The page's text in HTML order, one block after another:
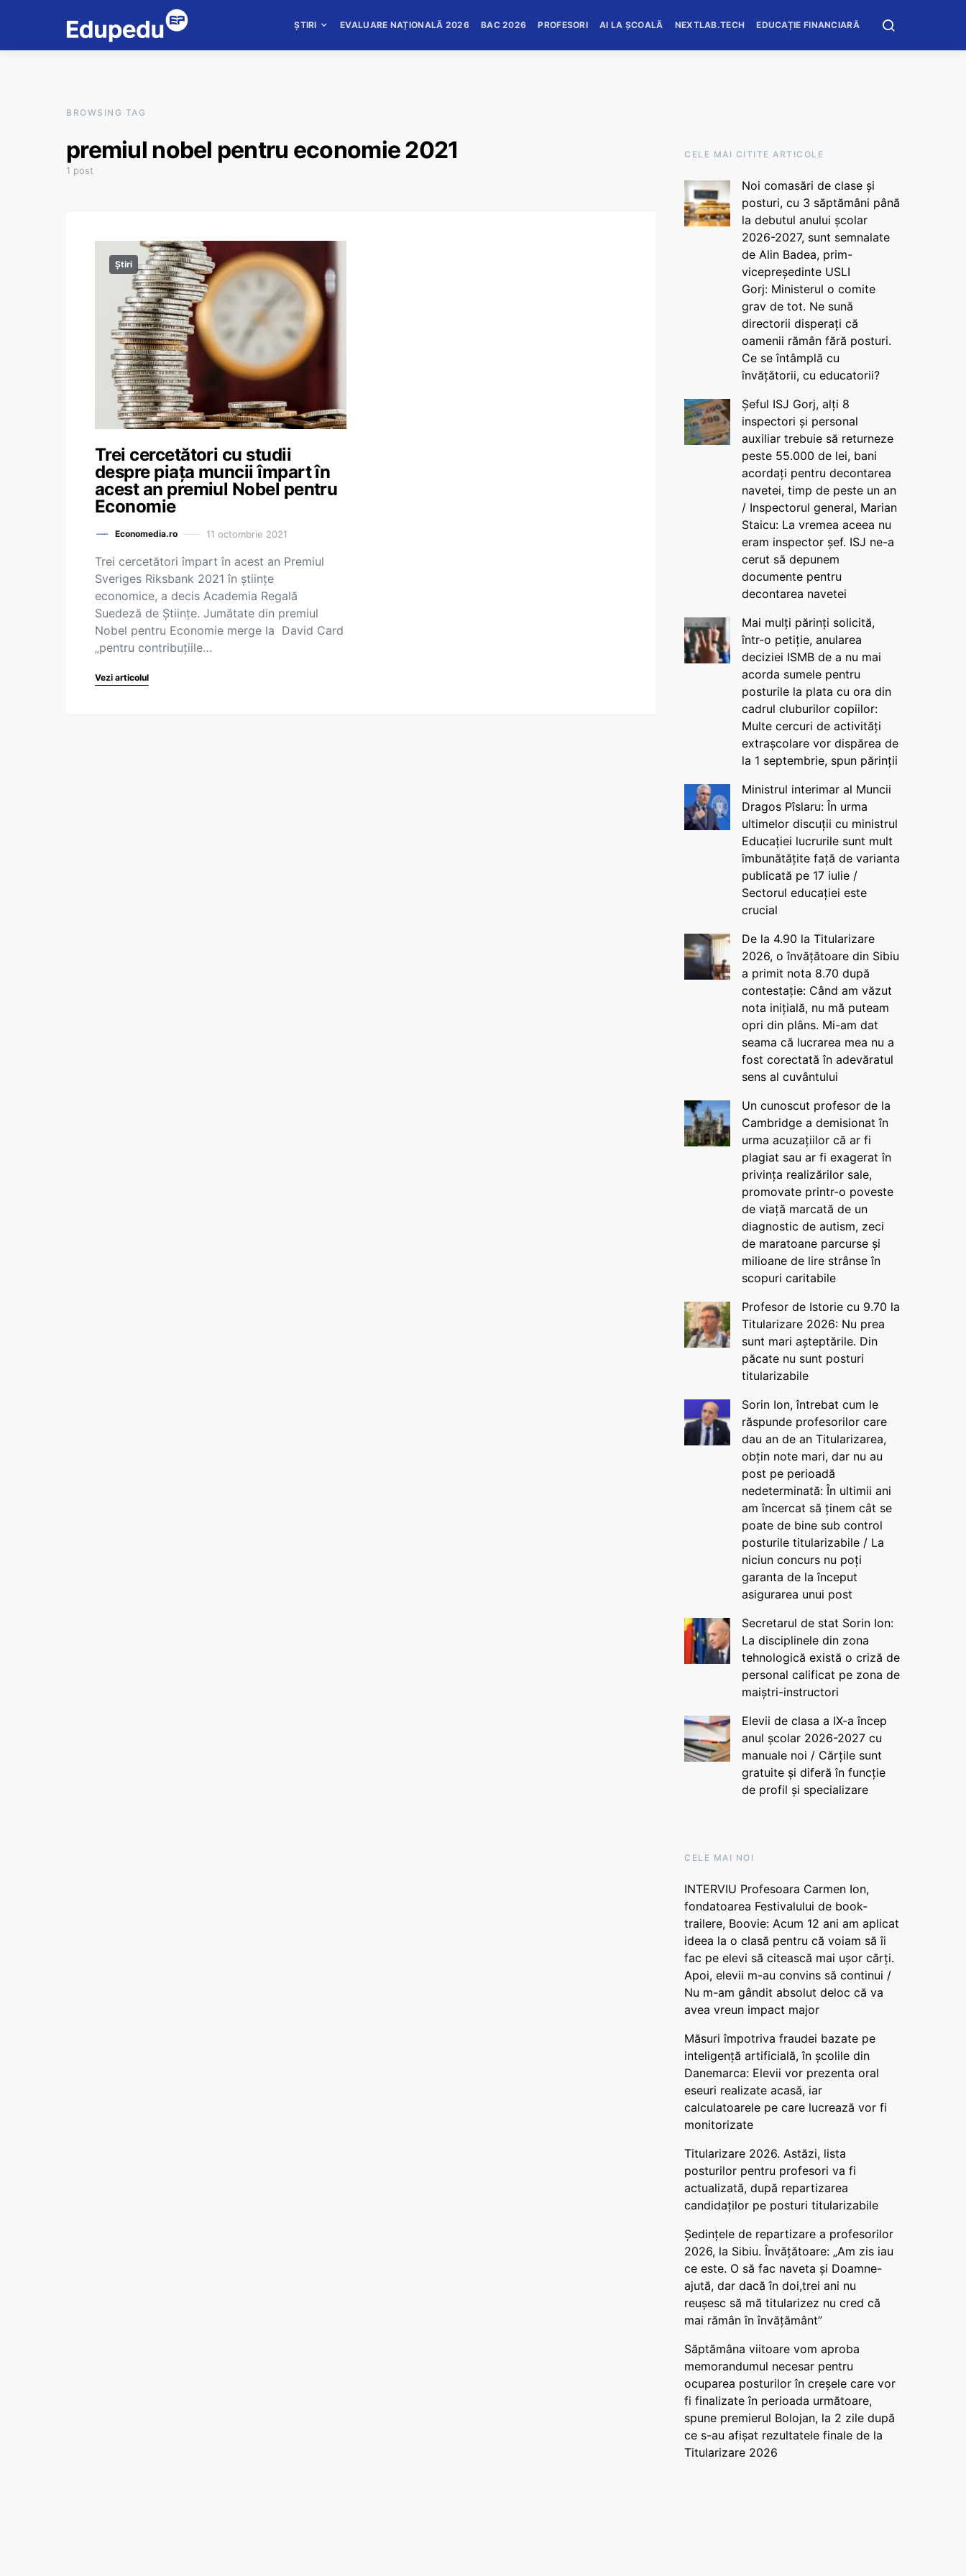
ȘTIRI EVALUARE NAȚIONALĂ 2026 BAC 2026 PROFESORI AI LA ȘCOALĂ NEXTLAB.TECH EDUCAȚIE FINANCIARĂ
BROWSING TAG
premiul nobel pentru economie 2021
1 post
Știri
Trei cercetători cu studii
despre piața muncii împart în
acest an premiul Nobel pentru
Economie
Economedia.ro 11 octombrie 2021
Trei cercetători împart în acest an Premiul
Sveriges Riksbank 2021 în științe
economice, a decis Academia Regală
Suedeză de Științe. Jumătate din premiul
Nobel pentru Economie merge la David Card
„pentru contribuțiile…
Vezi articolul
CELE MAI CITITE ARTICOLE
Noi comasări de clase și
posturi, cu 3 săptămâni până
la debutul anului școlar
2026-2027, sunt semnalate
de Alin Badea, prim-
vicepreședinte USLI
Gorj: Ministerul o comite
grav de tot. Ne sună
directorii disperați că
oamenii rămân fără posturi.
Ce se întâmplă cu
învățătorii, cu educatorii?
Șeful ISJ Gorj, alți 8
inspectori și personal
auxiliar trebuie să returneze
peste 55.000 de lei, bani
acordați pentru decontarea
navetei, timp de peste un an
/ Inspectorul general, Marian
Staicu: La vremea aceea nu
eram inspector șef. ISJ ne-a
cerut să depunem
documente pentru
decontarea navetei
Mai mulți părinți solicită,
într-o petiție, anularea
deciziei ISMB de a nu mai
acorda sumele pentru
posturile la plata cu ora din
cadrul cluburilor copiilor:
Multe cercuri de activități
extrașcolare vor dispărea de
la 1 septembrie, spun părinții
Ministrul interimar al Muncii
Dragos Pîslaru: În urma
ultimelor discuții cu ministrul
Educației lucrurile sunt mult
îmbunătățite față de varianta
publicată pe 17 iulie /
Sectorul educației este
crucial
De la 4.90 la Titularizare
2026, o învățătoare din Sibiu
a primit nota 8.70 după
contestație: Când am văzut
nota inițială, nu mă puteam
opri din plâns. Mi-am dat
seama că lucrarea mea nu a
fost corectată în adevăratul
sens al cuvântului
Un cunoscut profesor de la
Cambridge a demisionat în
urma acuzațiilor că ar fi
plagiat sau ar fi exagerat în
privința realizărilor sale,
promovate printr-o poveste
de viață marcată de un
diagnostic de autism, zeci
de maratoane parcurse și
milioane de lire strânse în
scopuri caritabile
Profesor de Istorie cu 9.70 la
Titularizare 2026: Nu prea
sunt mari așteptările. Din
păcate nu sunt posturi
titularizabile
Sorin Ion, întrebat cum le
răspunde profesorilor care
dau an de an Titularizarea,
obțin note mari, dar nu au
post pe perioadă
nedeterminată: În ultimii ani
am încercat să ținem cât se
poate de bine sub control
posturile titularizabile / La
niciun concurs nu poți
garanta de la început
asigurarea unui post
Secretarul de stat Sorin Ion:
La disciplinele din zona
tehnologică există o criză de
personal calificat pe zona de
maiștri-instructori
Elevii de clasa a IX-a încep
anul școlar 2026-2027 cu
manuale noi / Cărțile sunt
gratuite și diferă în funcție
de profil și specializare
CELE MAI NOI
INTERVIU Profesoara Carmen Ion,
fondatoarea Festivalului de book-
trailere, Boovie: Acum 12 ani am aplicat
ideea la o clasă pentru că voiam să îi
fac pe elevi să citească mai ușor cărți.
Apoi, elevii m-au convins să continui /
Nu m-am gândit absolut deloc că va
avea vreun impact major
Măsuri împotriva fraudei bazate pe
inteligență artificială, în școlile din
Danemarca: Elevii vor prezenta oral
eseuri realizate acasă, iar
calculatoarele pe care lucrează vor fi
monitorizate
Titularizare 2026. Astăzi, lista
posturilor pentru profesori va fi
actualizată, după repartizarea
candidaților pe posturi titularizabile
Ședințele de repartizare a profesorilor
2026, la Sibiu. Învățătoare: „Am zis iau
ce este. O să fac naveta și Doamne-
ajută, dar dacă în doi,trei ani nu
reușesc să mă titularizez nu cred că
mai rămân în învățământ”
Săptămâna viitoare vom aproba
memorandumul necesar pentru
ocuparea posturilor în creșele care vor
fi finalizate în perioada următoare,
spune premierul Bolojan, la 2 zile după
ce s-au afișat rezultatele finale de la
Titularizare 2026